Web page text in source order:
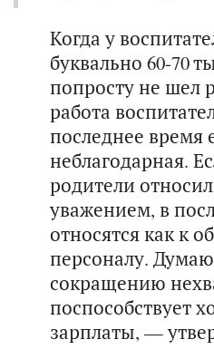
Когда у
буквально 60-70
попросту не шел
работа
последнее время
неблагодарная.
родители
уважением, в
относятся как к
персоналу.
сокращению
поспособствует
зарплаты, —